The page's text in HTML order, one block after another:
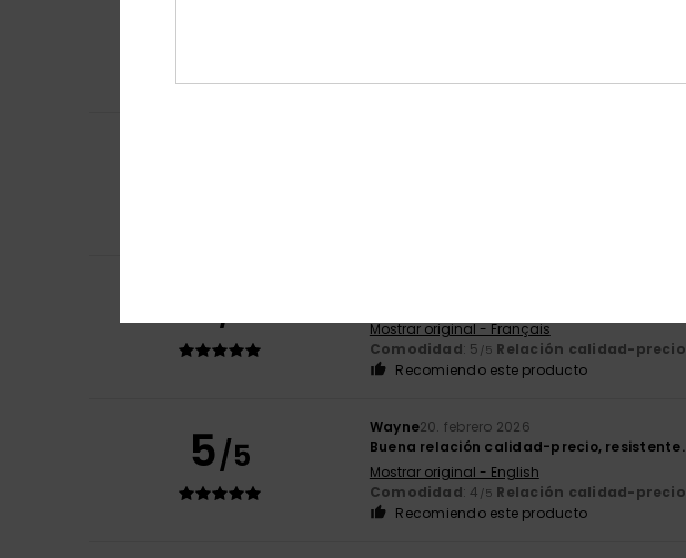
Recomiendo este producto
5/5
Mostrar original - Français
Comodidad: 5 /5 Relación calidad-precio
Recomiendo este producto
5/5
Wayne20. febrero 2026
Buena relación calidad-precio, resistente.
Mostrar original - English
Comodidad: 4 /5 Relación calidad-precio
Recomiendo este producto